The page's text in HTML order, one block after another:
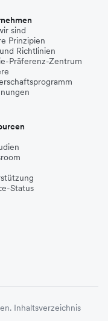
sind
Prinzipien
Richtlinien
Präferenz-Zentrum
Status
Inhaltsverzeichnis